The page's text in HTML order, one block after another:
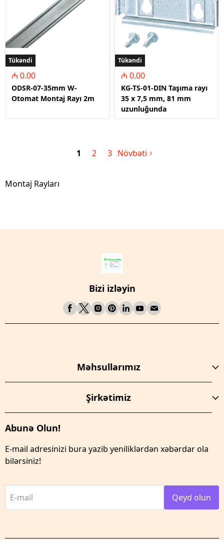
Tükəndi
₼ 0.00
ODSR-07-35mm W-
Otomat Montaj Rayı 2m
Tükəndi
₼ 0.00
KG-TS-01-DIN Taşıma rayı
35 x 7,5 mm, 81 mm
uzunluğunda
1 2 3 Növbəti
Montaj Rayları
Bizi izləyin
Məhsullarımız
Şirkətimiz
Abunə Olun!
E-mail adresinizi bura yazib yeniliklərdən xəbərdar ola
bilərsiniz!
E-mail Qeyd olun